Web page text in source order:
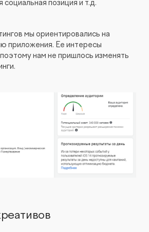
социальная позиция и т.д.
мы ориентировались на
приложения. Ее интересы
нам не пришлось изменять